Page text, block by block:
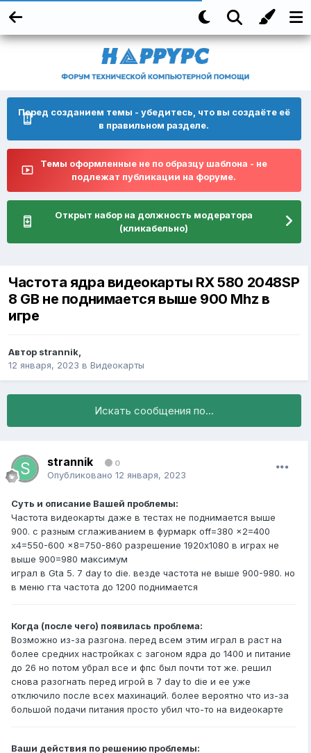
Перед созданием темы - убедитесь, что вы создаёте её
в правильном разделе.
Темы оформленные не по образцу шаблона - не
подлежат публикации на форуме.
Открыт набор на должность модератора
(кликабельно)
Частота ядра видеокарты RX 580 2048SP
8 GB не поднимается выше 900 Mhz в
игре
Автор strannik,
12 января, 2023 в Видеокарты
Искать сообщения по...
strannik 0
Опубликовано 12 января, 2023
Суть и описание Вашей проблемы:
Частота видеокарты даже в тестах не поднимается выше
900. с разным сглаживанием в фурмарк off=380 x2=400
x4=550-600 x8=750-860 разрешение 1920x1080 в играх не
выше 900=980 максимум
играл в Gta 5. 7 day to die. везде частота не выше 900-980. но
в меню гта частота до 1200 поднимается
Когда (после чего) появилась проблема:
Возможно из-за разгона. перед всем этим играл в раст на
более средних настройках с загоном ядра до 1400 и питание
до 26 но потом убрал все и фпс был почти тот же. решил
снова разогнать перед игрой в 7 day to die и ее уже
отключило после всех махинаций. более вероятно что из-за
большой подачи питания просто убил что-то на видеокарте
Ваши действия по решению проблемы: